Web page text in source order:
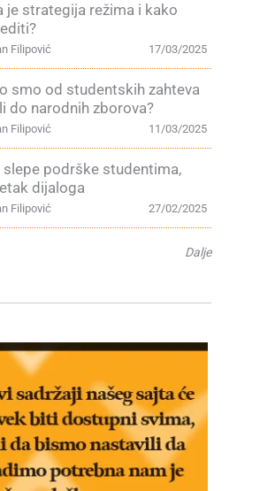
je strategija režima i kako
17/03/2025
Filipović
smo od studentskih zahteva
do narodnih zborova?
11/03/2025
Filipović
slepe podrške studentima,
dijaloga
27/02/2025
Filipović
Dalje